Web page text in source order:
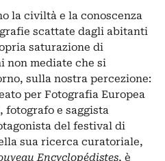
la civiltà e la conoscenza
scattate dagli abitanti
saturazione di
non mediate che si
sulla nostra percezione:
per Fotografia Europea
, fotografo e saggista
del festival di
sua ricerca curatoriale,
Encyclopédistes, è